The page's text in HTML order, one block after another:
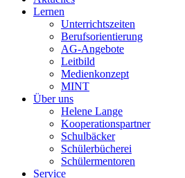
Lernen
Unterrichtszeiten
Berufsorientierung
AG-Angebote
Leitbild
Medienkonzept
MINT
Über uns
Helene Lange
Kooperationspartner
Schulbäcker
Schülerbücherei
Schülermentoren
Service